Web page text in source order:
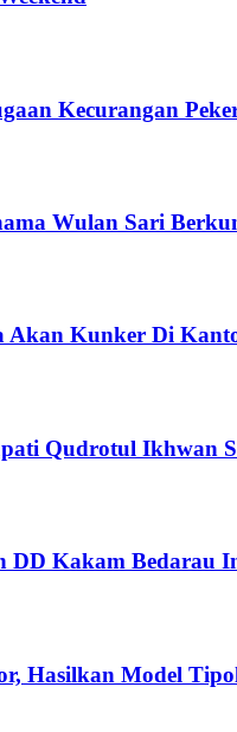
Kecurangan
Wulan Sari
Akan Kunker Di
Qudrotul Ikhwan
Kakam Bedarau
Hasilkan Model